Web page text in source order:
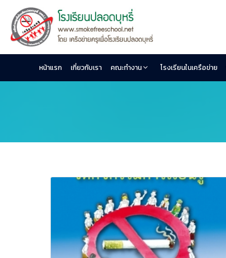
หน้าแรก เกี่ยวกับเรา คณะทำงาน โรงเรียนในเครือข่าย